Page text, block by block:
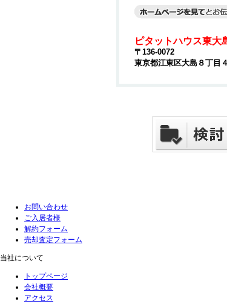
ピタットハウス東
〒136-0072
東京都江東区大島８丁目
お問い合わせ
ご入居者様
解約フォーム
売却査定フォーム
当社について
トップページ
会社概要
アクセス